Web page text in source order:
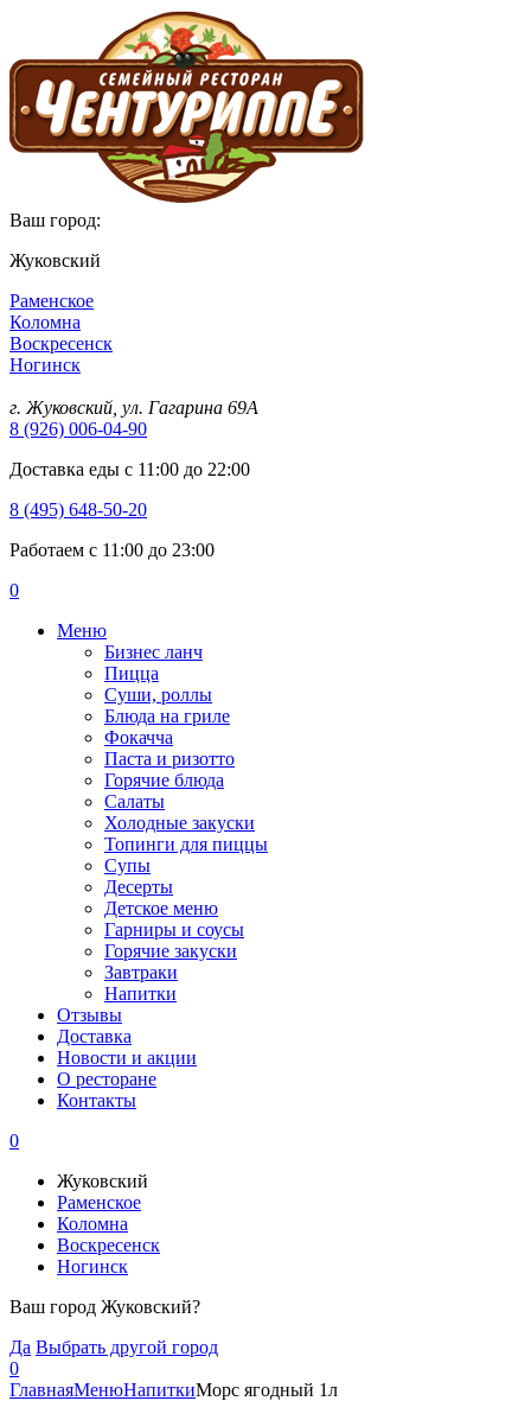
Ваш город:
Жуковский
Раменское
Коломна
Воскресенск
Ногинск
г. Жуковский, ул. Гагарина 69А
8 (926) 006-04-90
Доставка еды с 11:00 до 22:00
8 (495) 648-50-20
Работаем с 11:00 до 23:00
0
Меню
Бизнес ланч
Пицца
Суши, роллы
Блюда на гриле
Фокачча
Паста и ризотто
Горячие блюда
Салаты
Холодные закуски
Топинги для пиццы
Супы
Десерты
Детское меню
Гарниры и соусы
Горячие закуски
Завтраки
Напитки
Отзывы
Доставка
Новости и акции
О ресторане
Контакты
0
Жуковский
Раменское
Коломна
Воскресенск
Ногинск
Ваш город Жуковский?
Да Выбрать другой город
0
ГлавнаяМенюНапиткиМорс ягодный 1л